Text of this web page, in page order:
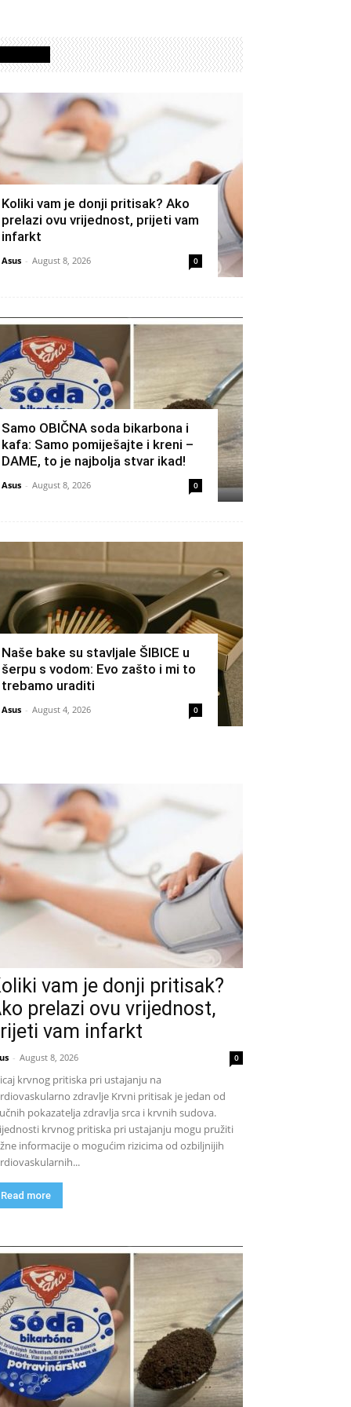
Koliki vam je donji pritisak? Ako
prelazi ovu vrijednost, prijeti vam
infarkt
Asus - August 8, 2026 0
Samo OBIČNA soda bikarbona i
kafa: Samo pomiješajte i kreni –
DAME, to je najbolja stvar ikad!
Asus - August 8, 2026 0
Naše bake su stavljale ŠIBICE u
šerpu s vodom: Evo zašto i mi to
trebamo uraditi
Asus - August 4, 2026 0
vam je donji pritisak?
prelazi ovu vrijednost,
vam infarkt
- August 8, 2026 0
krvnog pritiska pri ustajanju na
zdravlje Krvni pritisak je jedan od
pokazatelja zdravlja srca i krvnih sudova.
krvnog pritiska pri ustajanju mogu pružiti
informacije o mogućim rizicima od ozbiljnijih
Read more